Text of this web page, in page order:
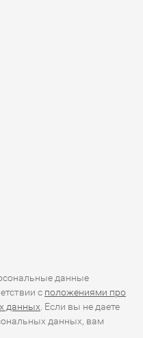
данные
с положениями про
данных . Если вы не даете
данных, вам